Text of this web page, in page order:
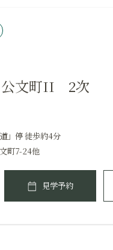
公文町II 2次
」停 徒歩約4分
町7-24他
見学予約